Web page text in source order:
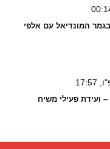
המונדיאל עם אלפי
ועידת פעילי משיח